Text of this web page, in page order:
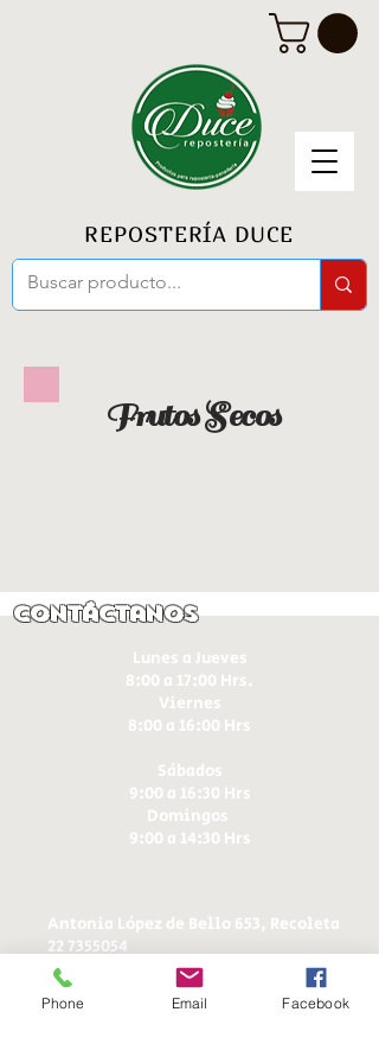
REPOSTERÍA DUCE
Frutos Secos
Contáctanos
Lunes a Jueves
8:00 a 17:00 Hrs.
Viernes
8:00 a 16:00 Hrs​
Sábados
9:00 a 16:30 Hrs
Domingos
9:00 a 14:30 Hrs
Antonia López de Bello 653, Recoleta
22 7355054
22 7375725
+56 9 75224598
ducereposteria@gmail.com
Phone Email Facebook